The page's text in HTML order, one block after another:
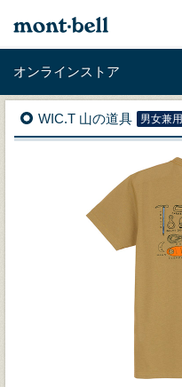
オンラインストア
WIC.T 山の道具 男女兼用